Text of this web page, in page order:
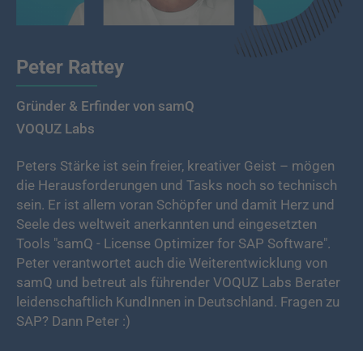
Peter Rattey
Gründer & Erfinder von samQ
VOQUZ Labs
Peters Stärke ist sein freier, kreativer Geist – mögen
die Herausforderungen und Tasks noch so technisch
sein. Er ist allem voran Schöpfer und damit Herz und
Seele des weltweit anerkannten und eingesetzten
Tools "samQ - License Optimizer for SAP Software".
Peter verantwortet auch die Weiterentwicklung von
samQ und betreut als führender VOQUZ Labs Berater
leidenschaftlich KundInnen in Deutschland. Fragen zu
SAP? Dann Peter :)